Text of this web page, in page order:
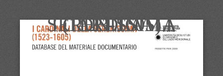
I CARDINALI DELLA SERENISSIMA (1523-1605)